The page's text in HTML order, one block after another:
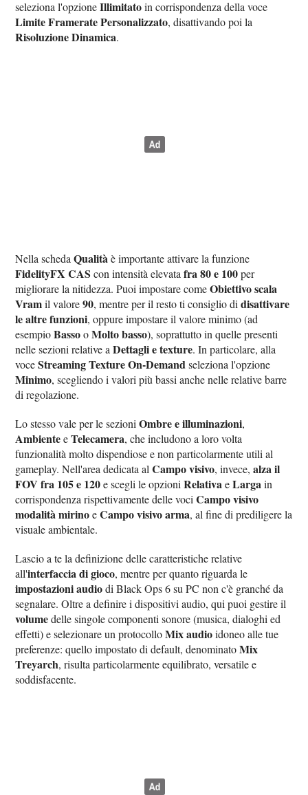
seleziona l'opzioneIllimitatoin corrispondenza della voce
Limite Framerate Personalizzato, disattivando poi la
Risoluzione Dinamica.
Nella schedaQualitàè importante attivare la funzione
FidelityFX CAS con intensità elevatafra 80 e 100per
migliorare la nitidezza. Puoi impostare comeObiettivo scala
Vramil valore90, mentre per il resto ti consiglio didisattivare
le altre funzioni, oppure impostare il valore minimo (ad
esempioBassooMolto basso), soprattutto in quelle presenti
nelle sezioni relative aDettagli e texture. In particolare, alla
voceStreaming Texture On-Demandseleziona l'opzione
Minimo, scegliendo i valori più bassi anche nelle relative barre
di regolazione.
Lo stesso vale per le sezioniOmbre e illuminazioni,
AmbienteeTelecamera, che includono a loro volta
funzionalità molto dispendiose e non particolarmente utili al
gameplay. Nell'area dedicata alCampo visivo, invece,alza il
FOV fra 105 e 120e scegli le opzioniRelativaeLargain
corrispondenza rispettivamente delle vociCampo visivo
modalità mirinoeCampo visivo arma, al fine di prediligere la
visuale ambientale.
Lascio a te la definizione delle caratteristiche relative
all'interfaccia di gioco, mentre per quanto riguarda le
impostazioni audiodi Black Ops 6 su PC non c'è granché da
segnalare. Oltre a definire i dispositivi audio, qui puoi gestire il
volumedelle singole componenti sonore (musica, dialoghi ed
effetti) e selezionare un protocolloMix audioidoneo alle tue
preferenze: quello impostato di default, denominatoMix
Treyarch, risulta particolarmente equilibrato, versatile e
soddisfacente.